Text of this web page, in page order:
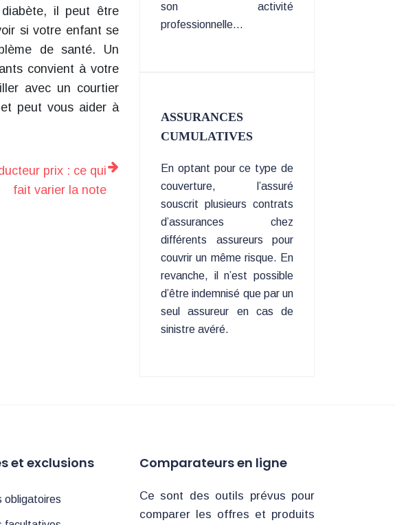
il peut être
si votre enfant se
de santé. Un
convient à votre
avec un courtier
et peut vous aider à
prix : ce qui
fait varier la note
son activité
professionnelle…
ASSURANCES
CUMULATIVES
En optant pour ce type de
couverture, l’assuré
souscrit plusieurs contrats
d’assurances chez
différents assureurs pour
couvrir un même risque. En
revanche, il n’est possible
d’être indemnisé que par un
seul assureur en cas de
sinistre avéré.
et exclusions
obligatoires
Comparateurs en ligne
Ce sont des outils prévus pour
comparer les offres et produits